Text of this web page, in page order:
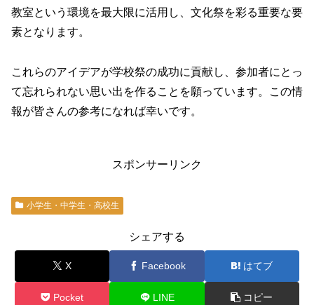
教室という環境を最大限に活用し、文化祭を彩る重要な要
素となります。
これらのアイデアが学校祭の成功に貢献し、参加者にとっ
て忘れられない思い出を作ることを願っています。この情
報が皆さんの参考になれば幸いです。
スポンサーリンク
小学生・中学生・高校生
シェアする
X Facebook はてブ
Pocket LINE コピー